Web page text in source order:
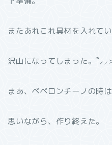
またあれこれ具材を入れて
沢山になってしまった。
まあ、ペペロンチーノの時
思いながら、作り終えた。